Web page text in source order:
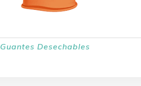
Guantes Desechables